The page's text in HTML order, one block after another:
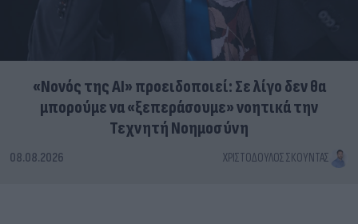
«Νονός της AI» προειδοποιεί: Σε λίγο δεν θα
μπορούμε να «ξεπεράσουμε» νοητικά την
Τεχνητή Νοημοσύνη
08.08.2026 ΧΡΙΣΤΌΔΟΥΛΟΣ ΣΚΟΎΝΤΑΣ